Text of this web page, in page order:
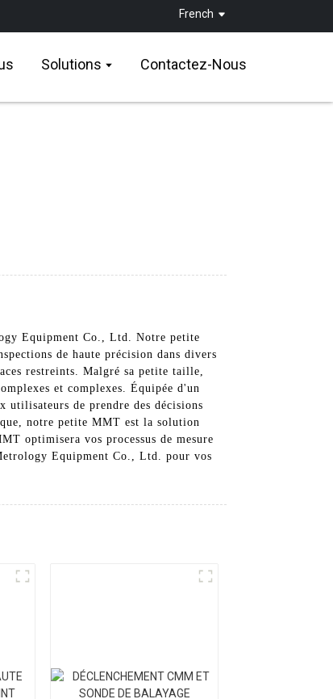
French
Solutions Contactez-Nous
Equipment Co., Ltd. Notre petite
de haute précision dans divers
restreints. Malgré sa petite taille,
et complexes. Équipée d'un
utilisateurs de prendre des décisions
notre petite MMT est la solution
optimisera vos processus de mesure
Equipment Co., Ltd. pour vos